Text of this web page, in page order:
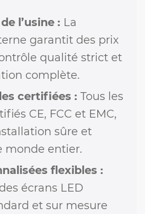
l’usine : La
garantit des prix
qualité strict et
complète.
certifiées : Tous les
CE, FCC et EMC,
sûre et
monde entier.
flexibles :
écrans LED
et sur mesure